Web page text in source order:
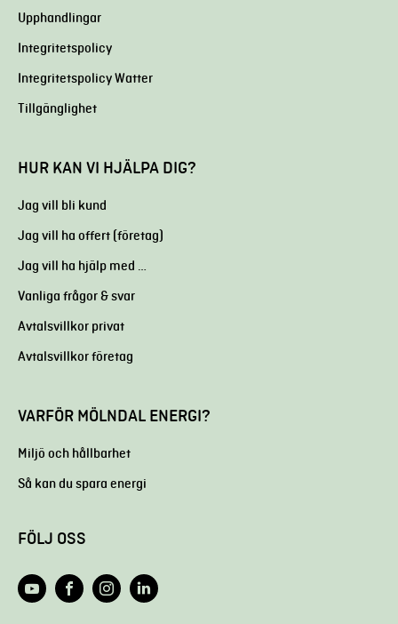
Upphandlingar
Integritetspolicy
Integritetspolicy Watter
Tillgänglighet
HUR KAN VI HJÄLPA DIG?
Jag vill bli kund
Jag vill ha offert (företag)
Jag vill ha hjälp med …
Vanliga frågor & svar
Avtalsvillkor privat
Avtalsvillkor företag
VARFÖR MÖLNDAL ENERGI?
Miljö och hållbarhet
Så kan du spara energi
FÖLJ OSS